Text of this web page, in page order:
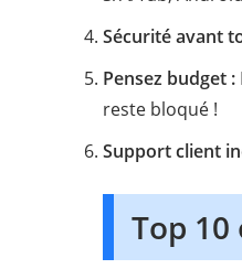
Sécurité avant
Pensez budget :
reste bloqué !
Support client
Top